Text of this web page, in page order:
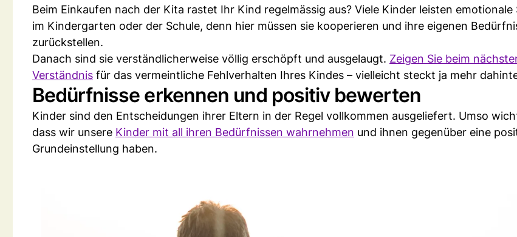
Beim Einkaufen nach der Kita rastet Ihr Kind regelmässig aus? Viele Kinder leisten
im Kindergarten oder der Schule, denn hier müssen sie kooperieren und ihre eigenen
zurückstellen.
Danach sind sie verständlicherweise völlig erschöpft und ausgelaugt. Zeigen Sie beim
Verständnis für das vermeintliche Fehlverhalten Ihres Kindes – vielleicht steckt ja mehr
Bedürfnisse erkennen und positiv bewerten
Kinder sind den Entscheidungen ihrer Eltern in der Regel vollkommen ausgeliefert. Umso
dass wir unsere Kinder mit all ihren Bedürfnissen wahrnehmen und ihnen gegenüber eine
Grundeinstellung haben.